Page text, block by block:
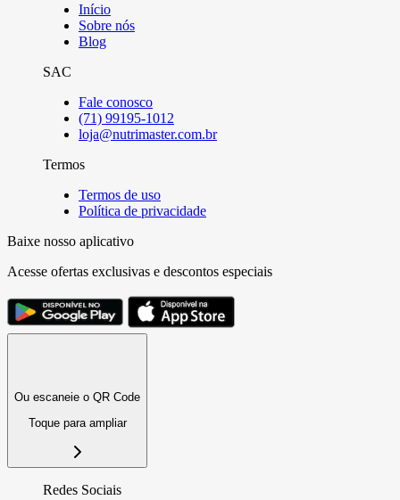
Início
Sobre nós
Blog
SAC
Fale conosco
(71) 99195-1012
loja@nutrimaster.com.br
Termos
Termos de uso
Política de privacidade
Baixe nosso aplicativo
Acesse ofertas exclusivas e descontos especiais
Ou escaneie o QR Code
Toque para ampliar
Redes Sociais